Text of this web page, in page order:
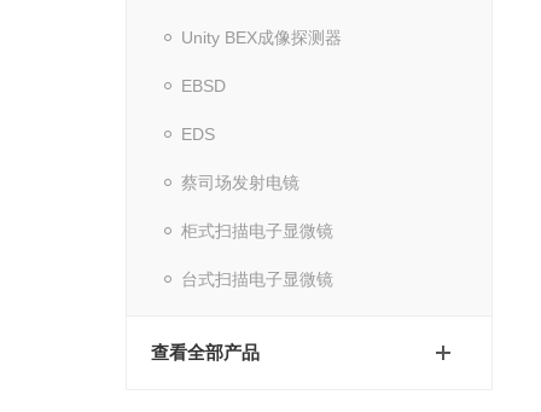
Unity BEX成像探测器
EBSD
EDS
蔡司场发射电镜
柜式扫描电子显微镜
台式扫描电子显微镜
查看全部产品